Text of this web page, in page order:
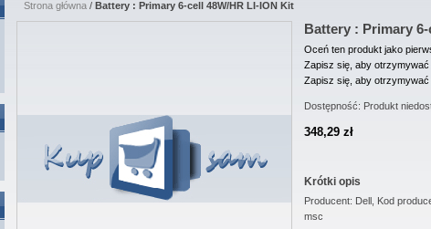
Strona główna / Battery : Primary 6-cell 48W/HR LI-ION Kit
Battery : Primary
Oceń ten produkt jako
Zapisz się, aby otrzymywać
Zapisz się, aby otrzymywać
Dostępność: Produkt
348,29 zł
Krótki opis
Producent: Dell, Kod
msc